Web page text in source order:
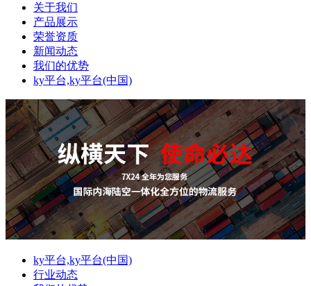
关于我们
产品展示
荣誉资质
新闻动态
我们的优势
ky平台,ky平台(中国)
ky平台,ky平台(中国)
行业动态